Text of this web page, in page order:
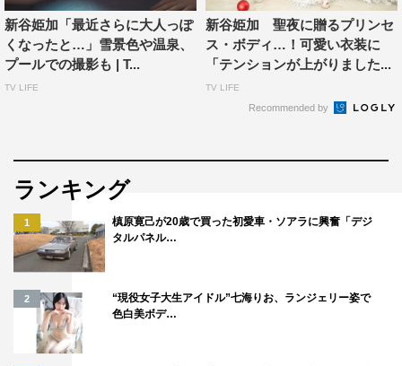
新谷姫加「最近さらに大人っぽ
くなったと…」雪景色や温泉、
プールでの撮影も | T...
TV LIFE
新谷姫加 聖夜に贈るプリンセ
ス・ボディ…！可愛い衣装に
「テンションが上がりました...
TV LIFE
Recommended by
ランキング
1
槙原寛己が20歳で買った初愛車・ソアラに興奮「デジ
タルパネル…
2
“現役女子大生アイドル”七海りお、ランジェリー姿で
色白美ボデ…